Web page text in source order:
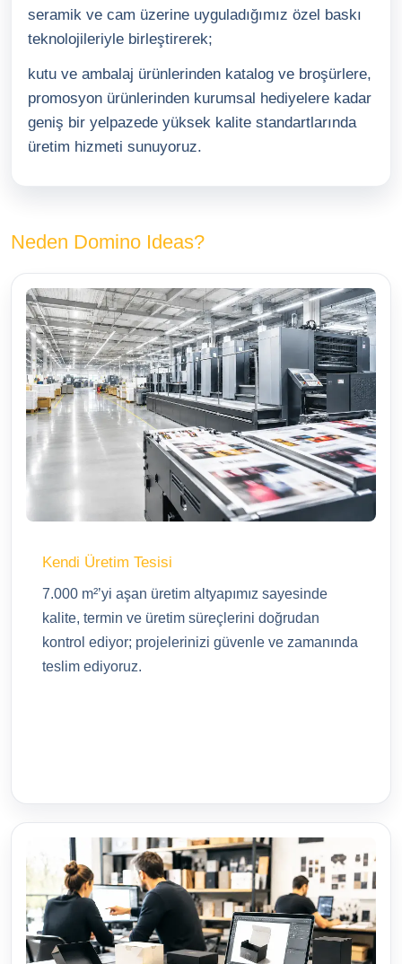
seramik ve cam üzerine uyguladığımız özel baskı
teknolojileriyle birleştirerek;
kutu ve ambalaj ürünlerinden katalog ve broşürlere,
promosyon ürünlerinden kurumsal hediyelere kadar
geniş bir yelpazede yüksek kalite standartlarında
üretim hizmeti sunuyoruz.
Neden Domino Ideas?
Kendi Üretim Tesisi
7.000 m²’yi aşan üretim altyapımız sayesinde
kalite, termin ve üretim süreçlerini doğrudan
kontrol ediyor; projelerinizi güvenle ve zamanında
teslim ediyoruz.